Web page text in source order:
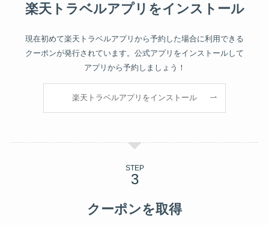
楽天トラベルアプリをインストール
現在初めて楽天トラベルアプリから予約した場合に利用できる
クーポンが発行されています。公式アプリをインストールして
アプリから予約しましょう！
楽天トラベルアプリをインストール
STEP
クーポンを取得